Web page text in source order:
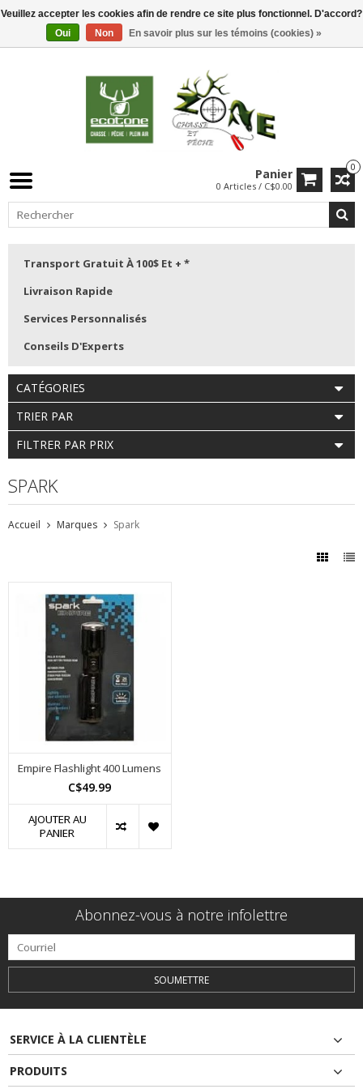
0
Panier
0 Articles / C$0.00
Transport Gratuit À 100$ Et + *
Livraison Rapide
Services Personnalisés
Conseils D'Experts
CATÉGORIES
TRIER PAR
FILTRER PAR PRIX
SPARK
Accueil Marques Spark
Empire Flashlight 400 Lumens
C$49.99
AJOUTER AU
PANIER
Abonnez-vous à notre infolettre
SOUMETTRE
SERVICE À LA CLIENTÈLE
PRODUITS
Veuillez accepter les cookies afin de rendre ce site plus fonctionnel. D'accord?
Oui
Non En savoir plus sur les témoins (cookies) »